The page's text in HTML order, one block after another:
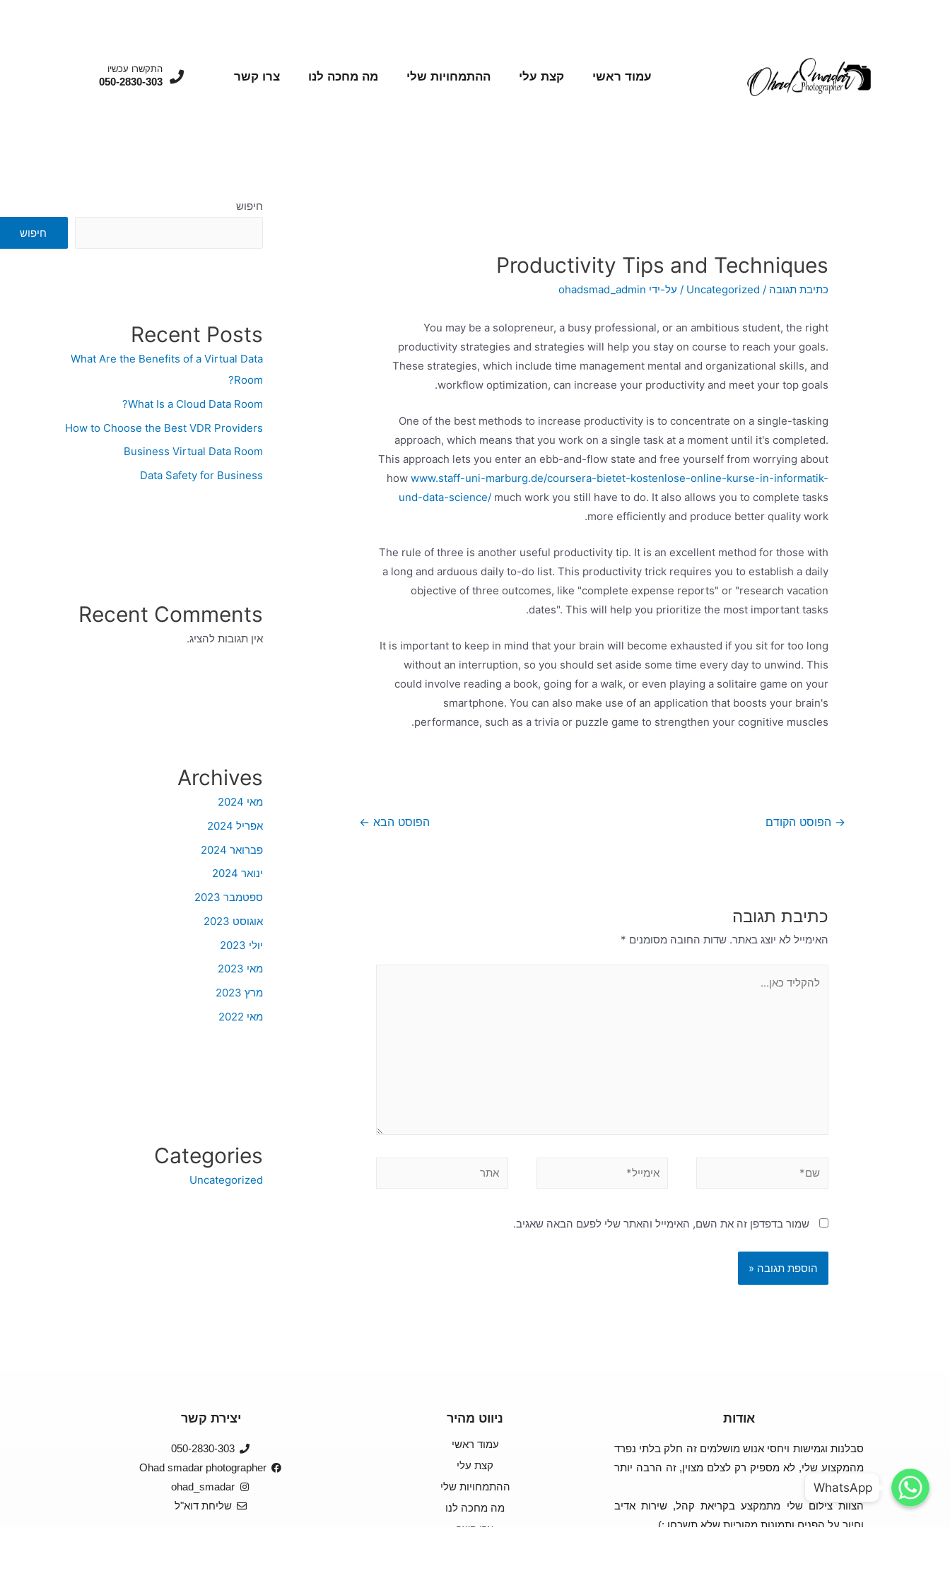
עמוד ראשי קצת עלי ההתמחויות שלי מה מחכה לנו צרו קשר
התקשרו עכשיו
050-2830-303
Productivity Tips and Techniques
כתיבת תגובה /
Uncategorized / על-ידי ohadsmad_admin
You may be a solopreneur, a busy professional, or an ambitious student, the right
productivity strategies and strategies will help you stay on course to reach your goals.
These strategies, which include time management mental and organizational skills, and
workflow optimization, can increase your productivity and meet your top goals.
One of the best methods to increase productivity is to concentrate on a single-tasking
approach, which means that you work on a single task at a moment until it's completed.
This approach lets you enter an ebb-and-flow state and free yourself from worrying about
how www.staff-uni-marburg.de/coursera-bietet-kostenlose-online-kurse-in-informatik-
und-data-science/much work you still have to do. It also allows you to complete tasks
more efficiently and produce better quality work.
The rule of three is another useful productivity tip. It is an excellent method for those with
a long and arduous daily to-do list. This productivity trick requires you to establish a daily
objective of three outcomes, like "complete expense reports" or "research vacation
dates". This will help you prioritize the most important tasks.
It is important to keep in mind that your brain will become exhausted if you sit for too long
without an interruption, so you should set aside some time every day to unwind. This
could involve reading a book, going for a walk, or even playing a solitaire game on your
smartphone. You can also make use of an application that boosts your brain's
performance, such as a trivia or puzzle game to strengthen your cognitive muscles.
→ הפוסט הקודם הפוסט הבא ←
כתיבת תגובה
האימייל לא יוצג באתר. שדות החובה מסומנים *
שמור בדפדפן זה את השם, האימייל והאתר שלי לפעם הבאה שאגיב.
חיפוש
חיפוש
Recent Posts
What Are the Benefits of a Virtual Data
Room?
What Is a Cloud Data Room?
How to Choose the Best VDR Providers
Business Virtual Data Room
Data Safety for Business
Recent Comments
אין תגובות להציג.
Archives
מאי 2024
אפריל 2024
פברואר 2024
ינואר 2024
ספטמבר 2023
אוגוסט 2023
יולי 2023
מאי 2023
מרץ 2023
מאי 2022
Categories
Uncategorized
אודות
סבלנות וגמישות ויחסי אנוש מושלמים זה חלק בלתי נפרד
מהמקצוע שלי, לא מספיק רק לצלם מצוין, זה הרבה יותר
מזה!
הצוות צילום שלי מתמקצע בקריאת קהל, שירות אדיב
וחיוך על הפנים ותמונות מקוריות שלא תשכחו :)
ניווט מהיר
עמוד ראשי
קצת עלי
ההתמחויות שלי
מה מחכה לנו
צרו קשר
יצירת קשר
050-2830-303
Ohad smadar photographer
ohad_smadar
שליחת דוא"ל
WhatsApp
WhatsApp
WhatsApp
WhatsApp